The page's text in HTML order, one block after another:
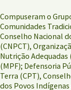
Compuseram o
Comunidades
Conselho Nacional
(CNPCT),
Nutrição
(MPF); Defensoria
Terra (CPT),
dos Povos